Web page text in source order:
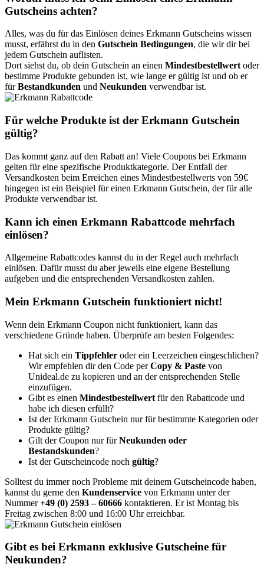
Gutscheins achten?
Alles, was du für das Einlösen deines Erkmann Gutscheins wissen
musst, erfährst du in den Gutschein Bedingungen, die wir dir bei
jedem Gutschein auflisten.
Dort siehst du, ob dein Gutschein an einen Mindestbestellwert oder
bestimme Produkte gebunden ist, wie lange er gültig ist und ob er
fürBestandkunden und Neukunden verwendbar ist.
Für welche Produkte ist der Erkmann Gutschein
gültig?
Das kommt ganz auf den Rabatt an! Viele Coupons bei Erkmann
gelten für eine spezifische Produktkategorie. Der Entfall der
Versandkosten beim Erreichen eines Mindestbestellwerts von 59€
hingegen ist ein Beispiel für einen Erkmann Gutschein, der für alle
Produkte verwendbar ist.
Kann ich einen Erkmann Rabattcode mehrfach
einlösen?
Allgemeine Rabattcodes kannst du in der Regel auch mehrfach
einlösen. Dafür musst du aber jeweils eine eigene Bestellung
aufgeben und die entsprechenden Versandkosten zahlen.
Mein Erkmann Gutschein funktioniert nicht!
Wenn dein Erkmann Coupon nicht funktioniert, kann das
verschiedene Gründe haben. Überprüfe am besten Folgendes:
Hat sich ein Tippfehler oder ein Leerzeichen eingeschlichen?
Wir empfehlen dir den Code perCopy & Paste von
Unideal.de zu kopieren und an der entsprechenden Stelle
einzufügen.
Gibt es einen Mindestbestellwert für den Rabattcode und
habe ich diesen erfüllt?
Ist der Erkmann Gutschein nur für bestimmte Kategorien oder
Produkte gültig?
Gilt der Coupon nur fürNeukunden oder
Bestandskunden?
Ist der Gutscheincode noch gültig?
Solltest du immer noch Probleme mit deinem Gutscheincode haben,
kannst du gerne den Kundenservice von Erkmann unter der
Nummer+49 (0) 2593 – 60666 kontaktieren. Er ist Montag bis
Freitag zwischen 8:00 und 16:00 Uhr erreichbar.
Gibt es bei Erkmann exklusive Gutscheine für
Neukunden?